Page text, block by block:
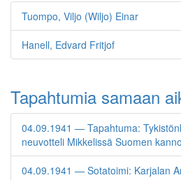
Tuompo, Viljo (Wiljo) Einar
Hanell, Edvard Fritjof
Tapahtumia samaan
04.09.1941 — Tapahtuma:
neuvotteli Mikkelissä Suomen
04.09.1941 — Sotatoimi: Karjalan